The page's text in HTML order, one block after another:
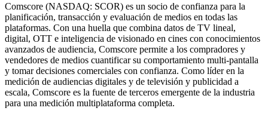
Comscore (NASDAQ: SCOR) es un socio de confianza para la
planificación, transacción y evaluación de medios en todas las
plataformas. Con una huella que combina datos de TV lineal,
digital, OTT e inteligencia de visionado en cines con conocimientos
avanzados de audiencia, Comscore permite a los compradores y
vendedores de medios cuantificar su comportamiento multi-pantalla
y tomar decisiones comerciales con confianza. Como líder en la
medición de audiencias digitales y de televisión y publicidad a
escala, Comscore es la fuente de terceros emergente de la industria
para una medición multiplataforma completa.